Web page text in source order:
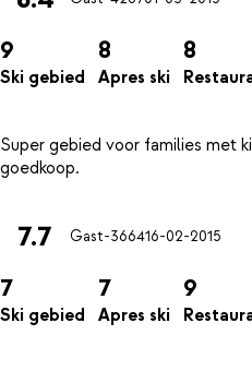
9
Ski gebied
8
Apres ski
8
Super gebied voor families met
7.7 Gast-366416-02-2015
7
Ski gebied
7
Apres ski
9